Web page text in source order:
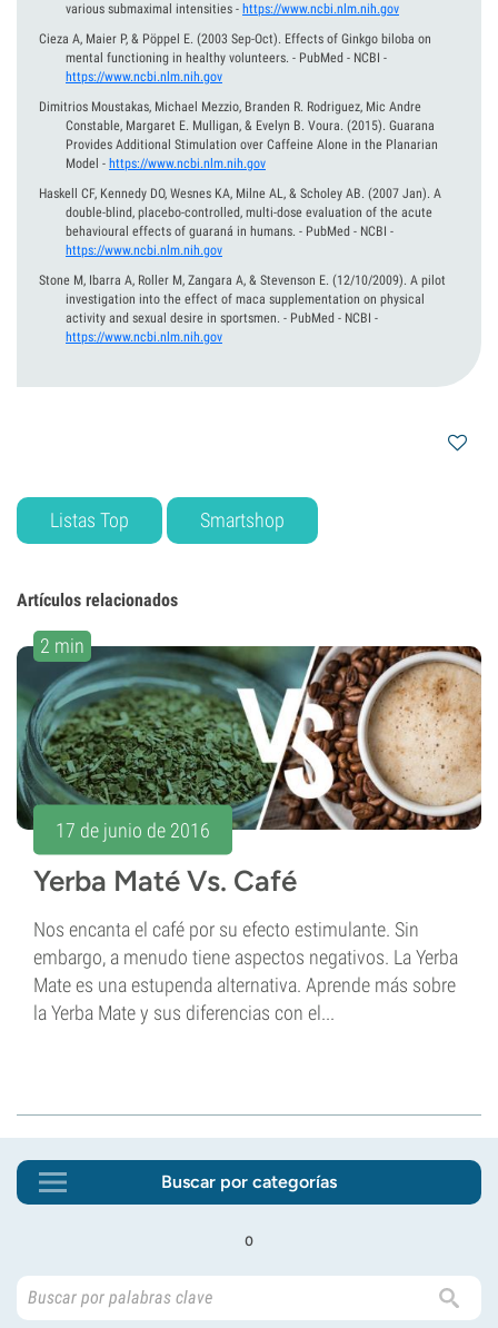
various submaximal intensities - https://www.ncbi.nlm.nih.gov
Cieza A, Maier P, & Pöppel E. (2003 Sep-Oct). Effects of Ginkgo biloba on
mental functioning in healthy volunteers. - PubMed - NCBI -
https://www.ncbi.nlm.nih.gov
Dimitrios Moustakas, Michael Mezzio, Branden R. Rodriguez, Mic Andre
Constable, Margaret E. Mulligan, & Evelyn B. Voura. (2015). Guarana
Provides Additional Stimulation over Caffeine Alone in the Planarian
Model - https://www.ncbi.nlm.nih.gov
Haskell CF, Kennedy DO, Wesnes KA, Milne AL, & Scholey AB. (2007 Jan). A
double-blind, placebo-controlled, multi-dose evaluation of the acute
behavioural effects of guaraná in humans. - PubMed - NCBI -
https://www.ncbi.nlm.nih.gov
Stone M, Ibarra A, Roller M, Zangara A, & Stevenson E. (12/10/2009). A pilot
investigation into the effect of maca supplementation on physical
activity and sexual desire in sportsmen. - PubMed - NCBI -
https://www.ncbi.nlm.nih.gov
Listas Top Smartshop
Artículos relacionados
2 min
17 de junio de 2016
Yerba Maté Vs. Café
Nos encanta el café por su efecto estimulante. Sin
embargo, a menudo tiene aspectos negativos. La Yerba
Mate es una estupenda alternativa. Aprende más sobre
la Yerba Mate y sus diferencias con el...
Buscar por categorías
o